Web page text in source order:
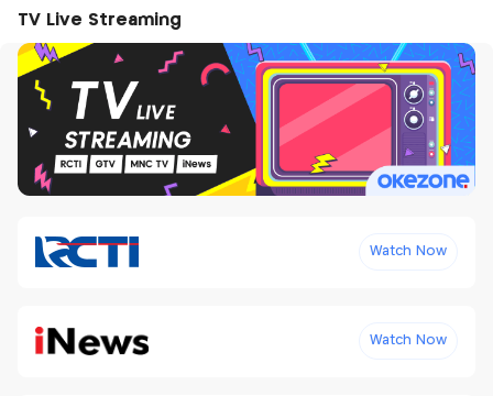
TV Live Streaming
Watch Now
Watch Now